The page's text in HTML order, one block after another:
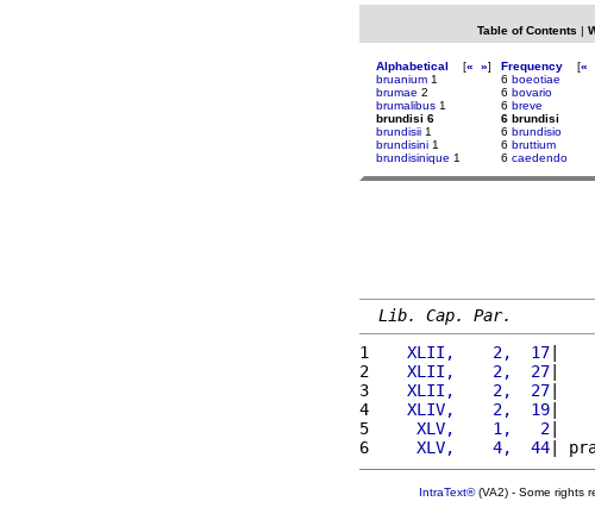
Table of Contents |
Alphabetical [« »]
bruanium 1
brumae 2
brumalibus 1
brundisi 6
brundisii 1
brundisini 1
brundisinique 1
Frequency [«
6 boeotiae
6 bovario
6 breve
6 brundisi
6 brundisio
6 bruttium
6 caedendo
Lib. Cap. Par.
1
   XLII,    2,  17
2
   XLII,    2,  27
3
   XLII,    2,  27
4
   XLIV,    2,  19
5
    XLV,    1,   2
|
6
    XLV,    4,  44
|
IntraText®(VA2) - Some rights